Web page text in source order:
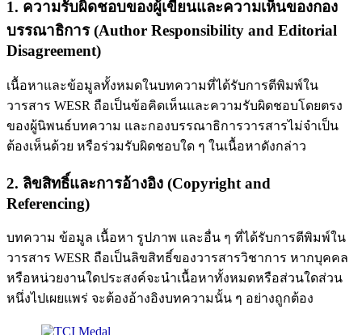
1. ความรับผิดชอบของผู้เขียนและความเห็นของกอง
บรรณาธิการ (Author Responsibility and Editorial
Disagreement)
เนื้อหาและข้อมูลทั้งหมดในบทความที่ได้รับการตีพิมพ์ใน
วารสาร WESR ถือเป็นข้อคิดเห็นและความรับผิดชอบโดยตรง
ของผู้นิพนธ์บทความ และกองบรรณาธิการวารสารไม่จำเป็น
ต้องเห็นด้วย หรือร่วมรับผิดชอบใด ๆ ในเนื้อหาดังกล่าว
2. ลิขสิทธิ์และการอ้างอิง (Copyright and
Referencing)
บทความ ข้อมูล เนื้อหา รูปภาพ และอื่น ๆ ที่ได้รับการตีพิมพ์ใน
วารสาร WESR ถือเป็นลิขสิทธิ์ของวารสารวิชาการ หากบุคคล
หรือหน่วยงานใดประสงค์จะนำเนื้อหาทั้งหมดหรือส่วนใดส่วน
หนึ่งไปเผยแพร่ จะต้องอ้างอิงบทความนั้น ๆ อย่างถูกต้อง